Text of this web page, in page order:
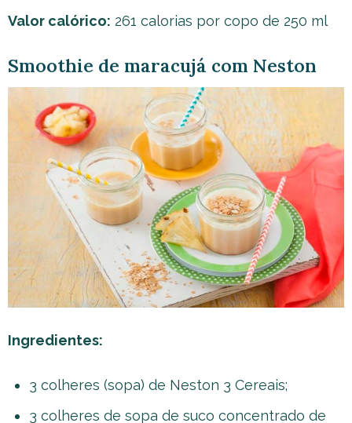
Valor calórico: 261 calorias por copo de 250 ml
Smoothie de maracujá com Neston
Ingredientes:
3 colheres (sopa) de Neston 3 Cereais;
3 colheres de sopa de suco concentrado de